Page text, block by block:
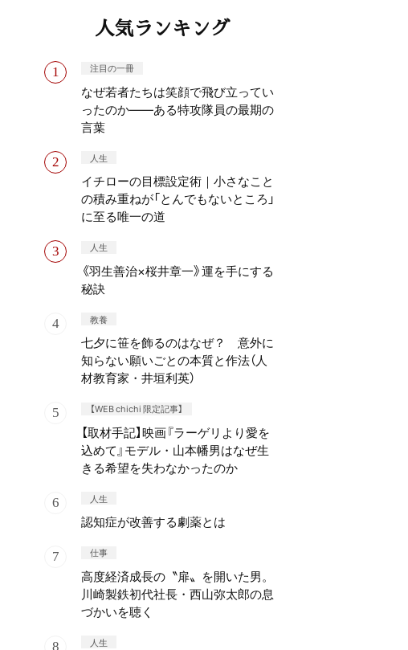
人気ランキング
注目の一冊
なぜ若者たちは笑顔で飛び立ってい
ったのか——ある特攻隊員の最期の
言葉
人生
イチローの目標設定術｜小さなこと
の積み重ねが「とんでもないところ」
に至る唯一の道
人生
《羽生善治×桜井章一》運を手にする
秘訣
教養
七夕に笹を飾るのはなぜ？ 意外に
知らない願いごとの本質と作法（人
材教育家・井垣利英）
【WEB chichi 限定記事】
【取材手記】映画『ラーゲリより愛を
込めて』モデル・山本幡男はなぜ生
きる希望を失わなかったのか
人生
認知症が改善する劇薬とは
仕事
高度経済成長の〝扉〟を開いた男。
川崎製鉄初代社長・西山弥太郎の息
づかいを聴く
人生